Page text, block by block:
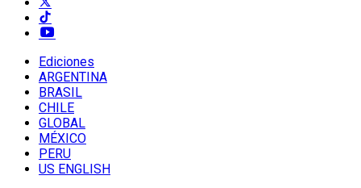
Ediciones
ARGENTINA
BRASIL
CHILE
GLOBAL
MÉXICO
PERU
US ENGLISH